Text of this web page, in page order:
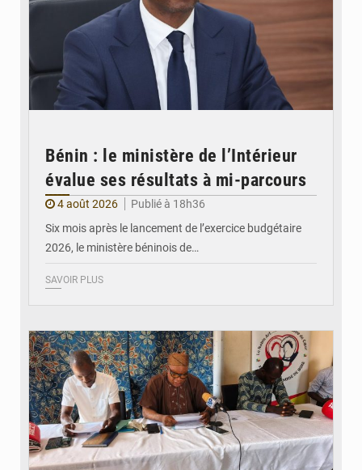
Bénin : le ministère de l’Intérieur
évalue ses résultats à mi-parcours
4 août 2026
Publié à 18h36
Six mois après le lancement de l’exercice budgétaire
2026, le ministère béninois de…
SAVOIR PLUS